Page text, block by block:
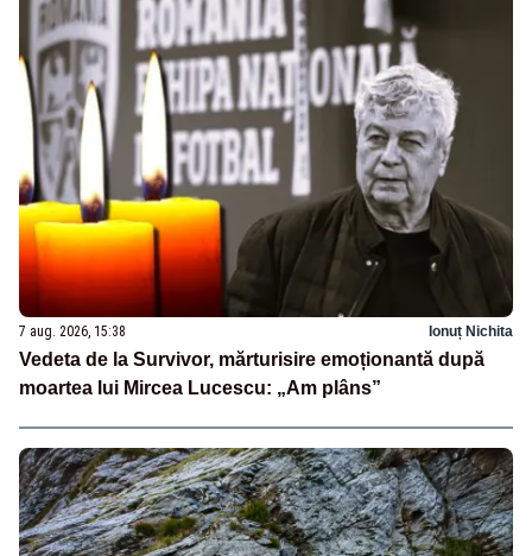
7 aug. 2026, 15:38 Ionuț Nichita
Vedeta de la Survivor, mărturisire emoționantă după
moartea lui Mircea Lucescu: „Am plâns”